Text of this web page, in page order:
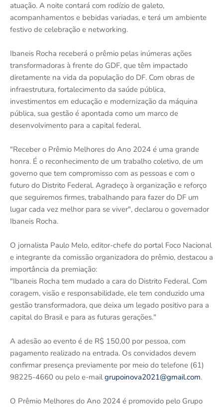
atuação. A noite contará com rodízio de galeto,
acompanhamentos e bebidas variadas, e terá um ambiente
festivo de celebração e networking.
Ibaneis Rocha receberá o prêmio pelas inúmeras ações
transformadoras à frente do GDF, que têm impactado
diretamente na vida da população do DF. Com obras de
infraestrutura, fortalecimento da saúde pública,
investimentos em educação e modernização da máquina
pública, sua gestão é apontada como um marco de
desenvolvimento para a capital federal.
"Receber o Prêmio Melhores do Ano 2024 é uma grande
honra. É o reconhecimento de um trabalho coletivo, de um
governo que tem compromisso com as pessoas e com o
futuro do Distrito Federal. Agradeço à organização e reforço
que seguiremos firmes, trabalhando para fazer do DF um
lugar cada vez melhor para se viver", declarou o governador
Ibaneis Rocha.
O jornalista Paulo Melo, editor-chefe do portal Foco Nacional
e integrante da comissão organizadora do prêmio, destacou a
importância da premiação:
"Ibaneis Rocha tem mudado a cara do Distrito Federal. Com
coragem, visão e responsabilidade, ele tem conduzido uma
gestão transformadora, que deixa um legado positivo para a
capital do Brasil e para as futuras gerações."
A adesão ao evento é de R$ 150,00 por pessoa, com
pagamento realizado na entrada. Os convidados devem
confirmar presença previamente por meio do telefone (61)
98225-4660 ou pelo e-mailgrupoinova2021@gmail.com.
O Prêmio Melhores do Ano 2024 é promovido pelo Grupo